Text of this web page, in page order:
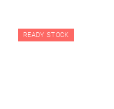
READY STOCK